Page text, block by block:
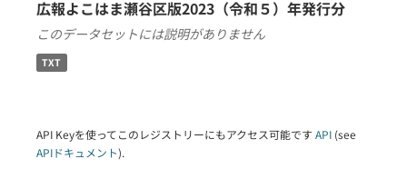
広報よこはま瀬谷区版2023（令和５）年発行分
このデータセットには説明がありません
TXT
API Keyを使ってこのレジストリーにもアクセス可能です API (see
APIドキュメント).